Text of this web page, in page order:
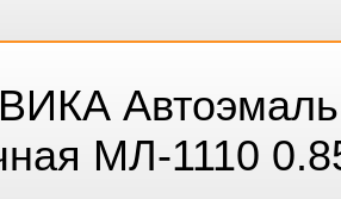
МЛ-1110